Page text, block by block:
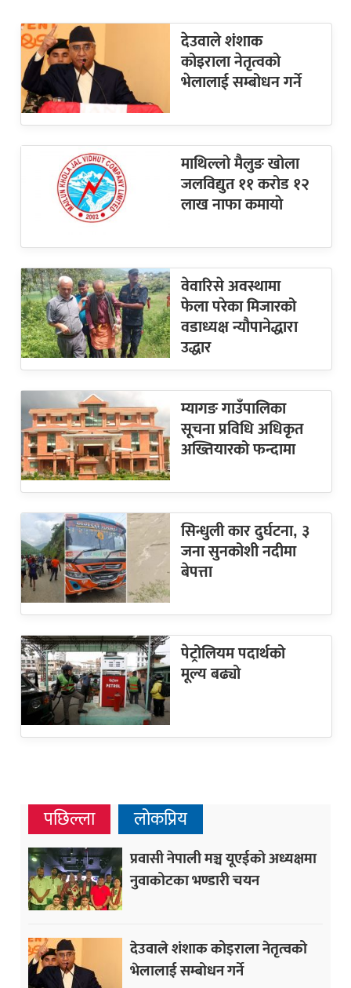
देउवाले शंशाक
कोइराला नेतृत्वको
भेलालाई सम्बोधन गर्ने
माथिल्लो मैलुङ खोला
जलविद्युत ११ करोड १२
लाख नाफा कमायाे
वेवारिसे अवस्थामा
फेला परेका मिजारको
वडाध्यक्ष न्यौपानेद्धारा
उद्धार
म्यागङ गाउँपालिका
सूचना प्रविधि अधिकृत
अख्तियारको फन्दामा
सिन्धुली कार दुर्घटना, ३
जना सुनकोशी नदीमा
बेपत्ता
पेट्रोलियम पदार्थको
मूल्य बढ्यो
पछिल्ला लोकप्रिय
प्रवासी नेपाली मञ्च यूएईको अध्यक्षमा
नुवाकोटका भण्डारी चयन
देउवाले शंशाक कोइराला नेतृत्वको
भेलालाई सम्बोधन गर्ने